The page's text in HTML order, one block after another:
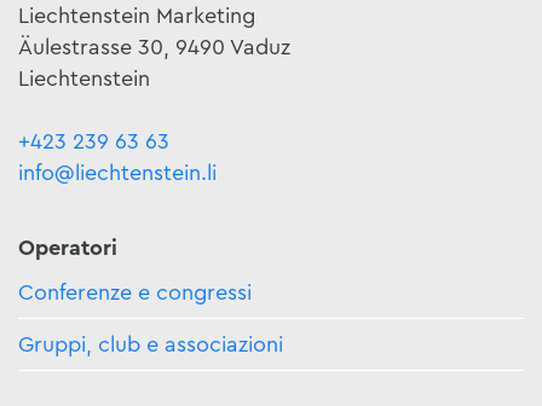
Liechtenstein Marketing
Äulestrasse 30, 9490 Vaduz
Liechtenstein
+423 239 63 63
info@liechtenstein.li
Operatori
Conferenze e congressi
Gruppi, club e associazioni